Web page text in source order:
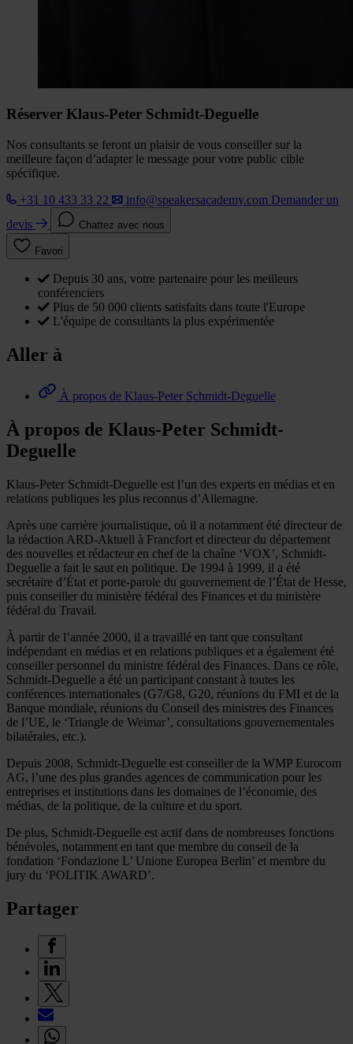
Réserver Klaus-Peter Schmidt-Deguelle
Nos consultants se feront un plaisir de vous conseiller sur la
meilleure façon d’adapter le message pour votre public cible
spécifique.
+31 10 433 33 22
info@speakersacademy.com Demander un
devis
Chattez avec nous
Favori
Depuis 30 ans, votre partenaire pour les meilleurs
conférenciers
Plus de 50 000 clients satisfaits dans toute l'Europe
L'équipe de consultants la plus expérimentée
Aller à
À propos de Klaus-Peter Schmidt-Deguelle
À propos de Klaus-Peter Schmidt-
Deguelle
Klaus-Peter Schmidt-Deguelle est l’un des experts en médias et en
relations publiques les plus reconnus d’Allemagne.
Après une carrière journalistique, où il a notamment été directeur de
la rédaction ARD-Aktuell à Francfort et directeur du département
des nouvelles et rédacteur en chef de la chaîne ‘VOX’, Schmidt-
Deguelle a fait le saut en politique. De 1994 à 1999, il a été
secrétaire d’État et porte-parole du gouvernement de l’État de Hesse,
puis conseiller du ministère fédéral des Finances et du ministère
fédéral du Travail.
À partir de l’année 2000, il a travaillé en tant que consultant
indépendant en médias et en relations publiques et a également été
conseiller personnel du ministre fédéral des Finances. Dans ce rôle,
Schmidt-Deguelle a été un participant constant à toutes les
conférences internationales (G7/G8, G20, réunions du FMI et de la
Banque mondiale, réunions du Conseil des ministres des Finances
de l’UE, le ‘Triangle de Weimar’, consultations gouvernementales
bilatérales, etc.).
Depuis 2008, Schmidt-Deguelle est conseiller de la WMP Eurocom
AG, l’une des plus grandes agences de communication pour les
entreprises et institutions dans les domaines de l’économie, des
médias, de la politique, de la culture et du sport.
De plus, Schmidt-Deguelle est actif dans de nombreuses fonctions
bénévoles, notamment en tant que membre du conseil de la
fondation ‘Fondazione L’ Unione Europea Berlin’ et membre du
jury du ‘POLITIK AWARD’.
Partager